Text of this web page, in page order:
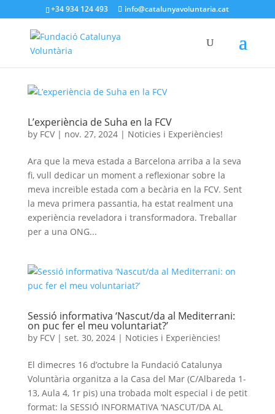
+34 934 124 493 info@catalunyavoluntaria.cat
L’experiència de Suha en la FCV
by FCV| nov. 27, 2024| Noticies i Experiències!
Ara que la meva estada a Barcelona arriba a la seva
fi, vull dedicar un moment a reflexionar sobre la
meva increïble estada com a becària en la FCV. Sent
la meva primera passantia, ha estat realment una
experiència reveladora i transformadora. Treballar
per a una ONG...
Sessió informativa ‘Nascut/da al Mediterrani:
on puc fer el meu voluntariat?’
by FCV| set. 30, 2024| Noticies i Experiències!
El dimecres 16 d’octubre la Fundació Catalunya
Voluntària organitza a la Casa del Mar (C/Albareda 1-
13, Aula 4, 1r pis) una trobada molt especial i de petit
format: la SESSIÓ INFORMATIVA ‘NASCUT/DA AL